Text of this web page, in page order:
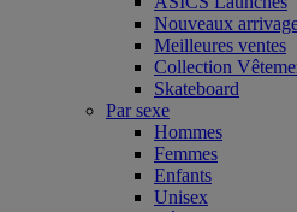
Nouveaux
Meilleures ventes
Collection
Skateboard
Par sexe
Hommes
Femmes
Enfants
Unisex